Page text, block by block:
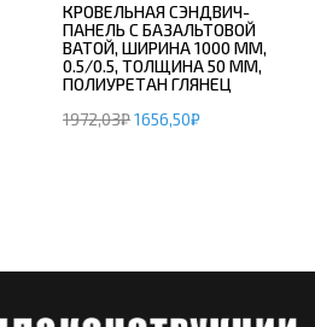
КРОВЕЛЬНАЯ СЭНДВИЧ-
ПАНЕЛЬ С БАЗАЛЬТОВОЙ
ВАТОЙ, ШИРИНА 1000 ММ,
0.5/0.5, ТОЛЩИНА 50 ММ,
ПОЛИУРЕТАН ГЛЯНЕЦ
1972,03₽1656,50₽